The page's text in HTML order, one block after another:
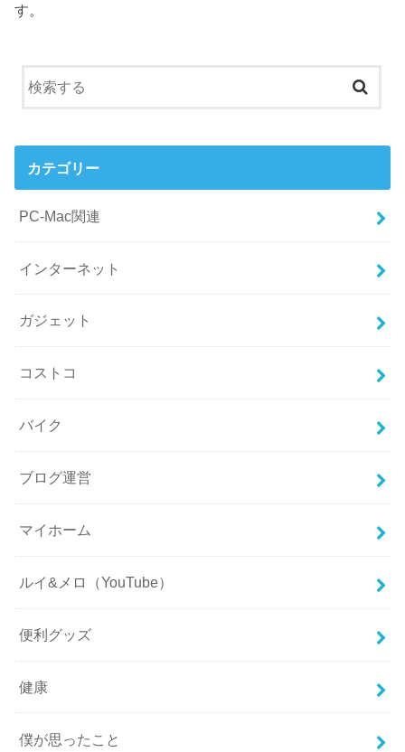
す。
カテゴリー
PC-Mac関連
インターネット
ガジェット
コストコ
バイク
ブログ運営
マイホーム
ルイ&メロ（YouTube）
便利グッズ
健康
僕が思ったこと